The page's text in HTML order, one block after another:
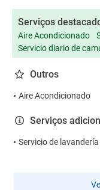
Serviços
Aire Acondicionado
Servicio diario de
Outros
Aire Acondicionado
Serviços
Servicio de lavandería